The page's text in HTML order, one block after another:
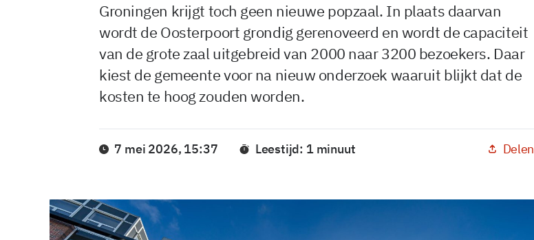
Groningen krijgt toch geen nieuwe popzaal. In plaats daarvan
wordt de Oosterpoort grondig gerenoveerd en wordt de capaciteit
van de grote zaal uitgebreid van 2000 naar 3200 bezoekers. Daar
kiest de gemeente voor na nieuw onderzoek waaruit blijkt dat de
kosten te hoog zouden worden.
7 mei 2026, 15:37 Leestijd: 1 minuut Delen